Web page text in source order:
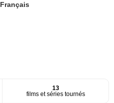
Français
13
films et séries tournés